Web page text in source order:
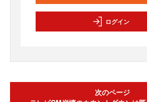
ログイン
次のページ